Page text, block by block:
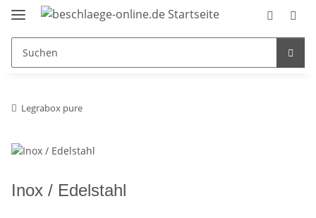
Legrabox pure
Inox / Edelstahl